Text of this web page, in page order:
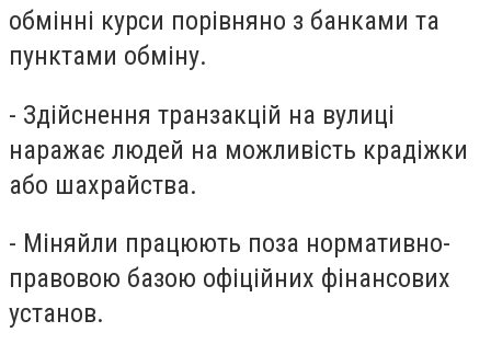
обмінні курси порівняно з банками та
пунктами обміну.
- Здійснення транзакцій на вулиці
наражає людей на можливість крадіжки
або шахрайства.
- Міняйли працюють поза нормативно-
правовою базою офіційних фінансових
установ.